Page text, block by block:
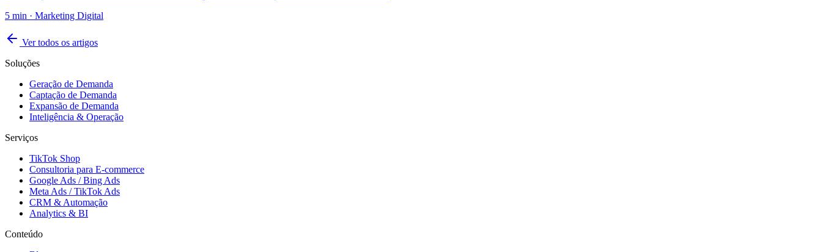
5 min · Marketing Digital
Ver todos os artigos
Soluções
Geração de Demanda
Captação de Demanda
Expansão de Demanda
Inteligência & Operação
Serviços
TikTok Shop
Consultoria para E-commerce
Google Ads / Bing Ads
Meta Ads / TikTok Ads
CRM & Automação
Analytics & BI
Conteúdo